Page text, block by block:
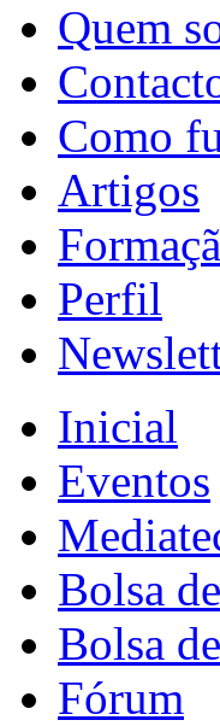
Quem
Como
Artigos
Perfil
Inicial
Eventos
Bolsa
Bolsa
Fórum